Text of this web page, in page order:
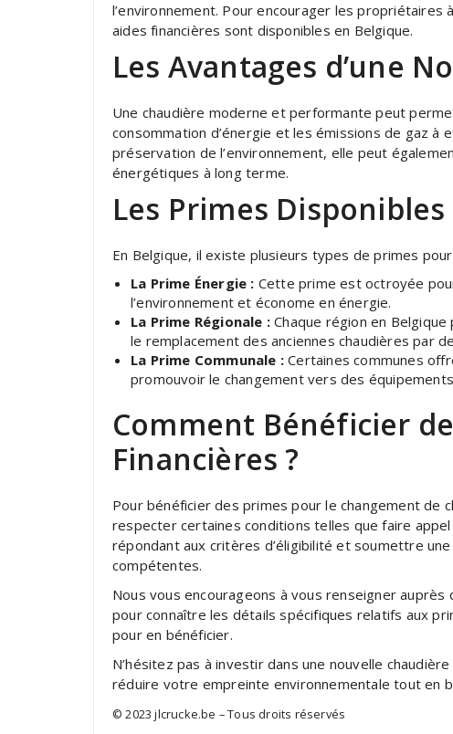
l’environnement. Pour encourager les
aides financières sont disponibles en Belgique.
Les Avantages d’une
Une chaudière moderne et performante peut
consommation d’énergie et les émissions de gaz à
préservation de l’environnement, elle peut
énergétiques à long terme.
Les Primes Disponibles
En Belgique, il existe plusieurs types de primes
La Prime Énergie : Cette prime est octroyée
l’environnement et économe en énergie.
La Prime Régionale : Chaque région en
le remplacement des anciennes chaudières par
La Prime Communale : Certaines communes
promouvoir le changement vers des
Comment Bénéficier
Financières ?
Pour bénéficier des primes pour le changement de
respecter certaines conditions telles que faire
répondant aux critères d’éligibilité et soumettre
compétentes.
Nous vous encourageons à vous renseigner
pour connaître les détails spécifiques relatifs aux
pour en bénéficier.
N’hésitez pas à investir dans une nouvelle
réduire votre empreinte environnementale tout en
© 2023 jlcrucke.be – Tous droits réservés